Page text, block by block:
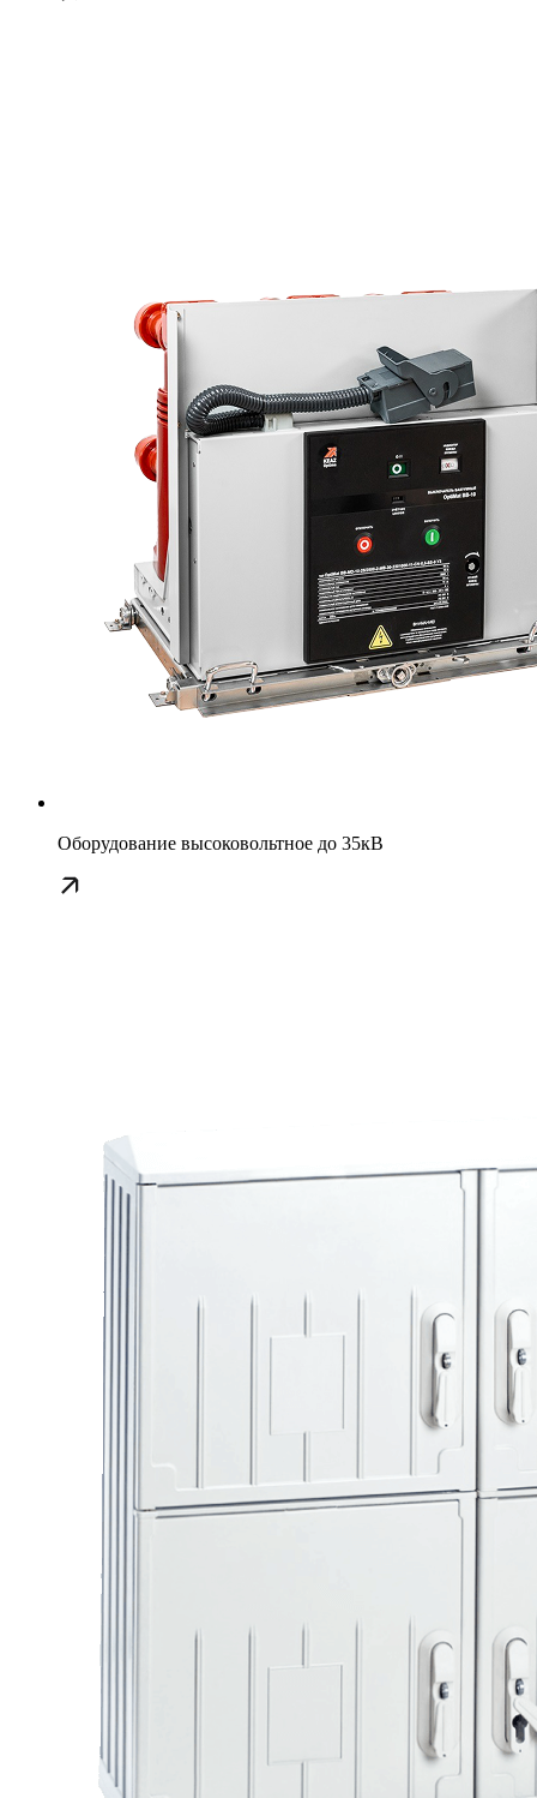
Оборудование высоковольтное до 35кВ